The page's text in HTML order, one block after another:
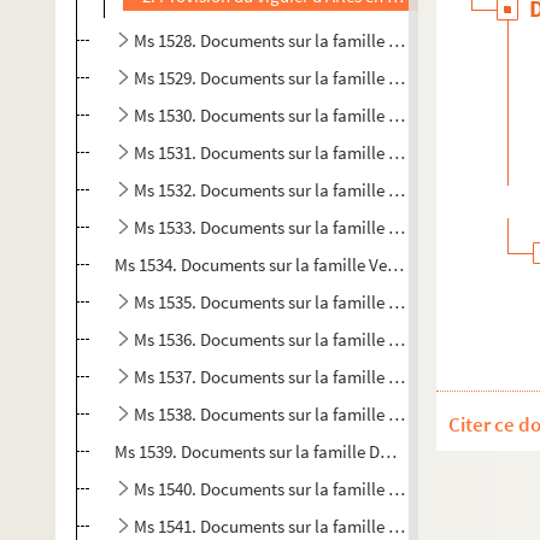
Ms 1528. Documents sur la famille d’Ubaye
Ms 1529. Documents sur la famille Vento
Ms 1530. Documents sur la famille Villeneuve de
Ms 1531. Documents sur la famille Viguier
Ms 1532. Documents sur la famille de Villages
Ms 1533. Documents sur la famille Villardi
Ms 1534. Documents sur la famille Vernon
Ms 1535. Documents sur la famille Vidalon
Ms 1536. Documents sur la famille Viarron
Ms 1537. Documents sur la famille Pertoux
Ms 1538. Documents sur la famille Dedons
Ms 1539. Documents sur la famille Dalen
Ms 1540. Documents sur la famille Corne
Ms 1541. Documents sur la famille Pescaire
Citer ce